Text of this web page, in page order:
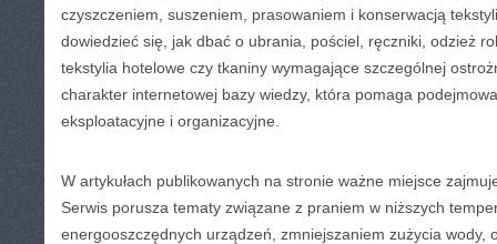
czyszczeniem, suszeniem, prasowaniem i konserwacją
dowiedzieć się, jak dbać o ubrania, pościel, ręczniki, odzież
tekstylia hotelowe czy tkaniny wymagające szczególnej
charakter internetowej bazy wiedzy, która pomaga
eksploatacyjne i organizacyjne.
W artykułach publikowanych na stronie ważne miejsce
Serwis porusza tematy związane z praniem w niższych
energooszczędnych urządzeń, zmniejszaniem zużycia wody,